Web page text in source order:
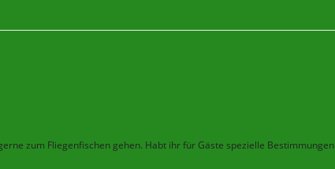
zum Fliegenfischen gehen. Habt ihr für Gäste spezielle Bestimmungen